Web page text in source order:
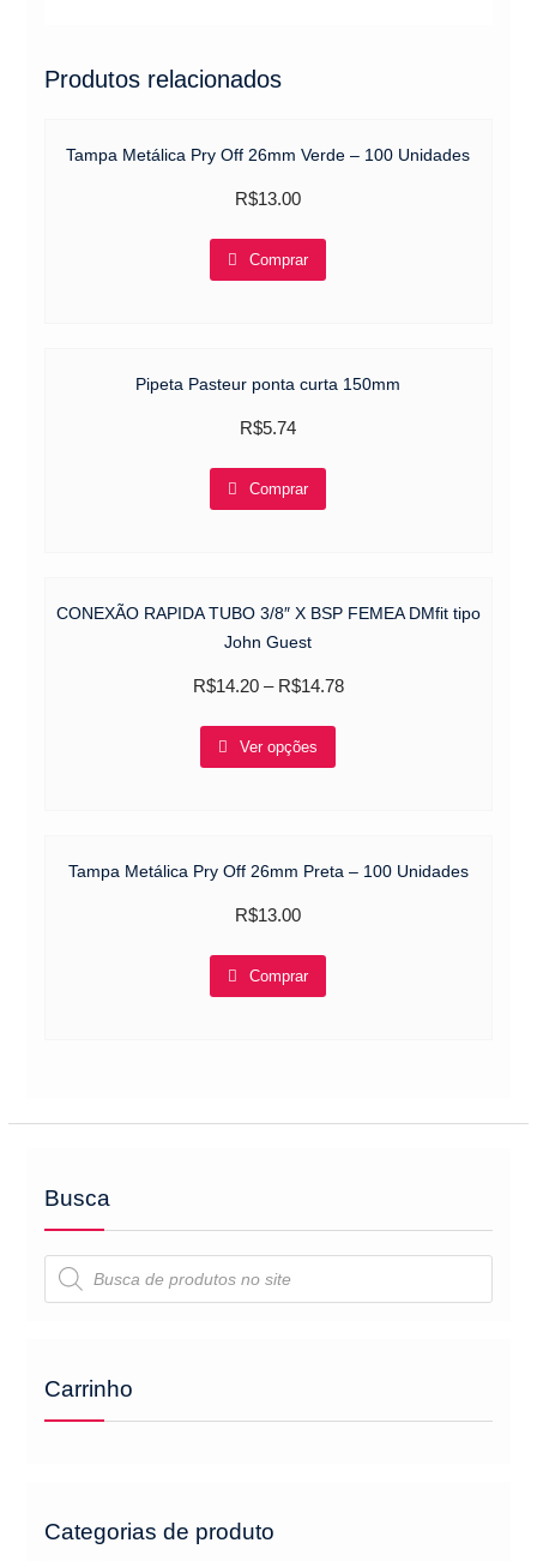
Produtos relacionados
Tampa Metálica Pry Off 26mm Verde – 100 Unidades
R$13.00
Comprar
Pipeta Pasteur ponta curta 150mm
R$5.74
Comprar
CONEXÃO RAPIDA TUBO 3/8″ X BSP FEMEA DMfit tipo
John Guest
R$14.20– R$14.78
Ver opções
This
The
Tampa Metálica Pry Off 26mm Preta – 100 Unidades
R$13.00
Comprar
Busca
Pesquisar
produtos
Carrinho
Categorias de produto